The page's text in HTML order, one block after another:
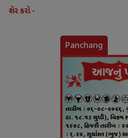
શેર કરો -
Panchang